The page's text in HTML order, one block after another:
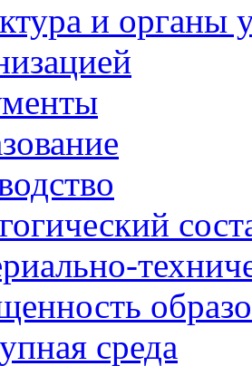
и органы
среда